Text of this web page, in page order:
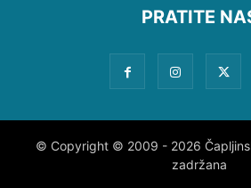
PRATITE
© Copyright © 2009 - 2026
zadržana